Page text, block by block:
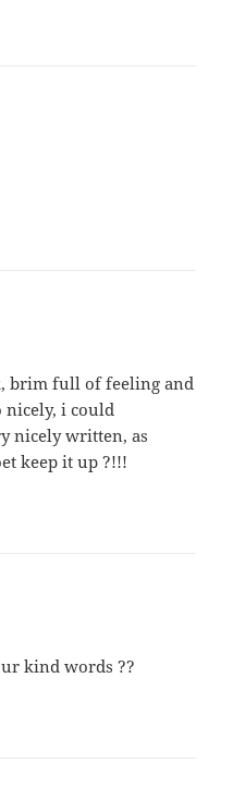
brim full of feeling and
nicely, i could
nicely written, as
keep it up ?!!!
kind words ??